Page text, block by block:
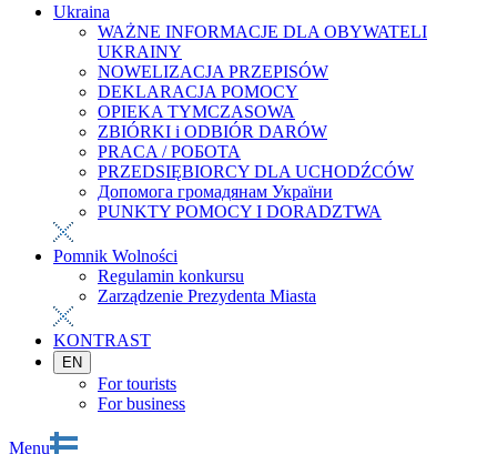
Ukraina
WAŻNE INFORMACJE DLA OBYWATELI
UKRAINY
NOWELIZACJA PRZEPISÓW
DEKLARACJA POMOCY
OPIEKA TYMCZASOWA
ZBIÓRKI i ODBIÓR DARÓW
PRACA / РОБОТА
PRZEDSIĘBIORCY DLA UCHODŹCÓW
Допомога громадянам України
PUNKTY POMOCY I DORADZTWA
Pomnik Wolności
Regulamin konkursu
Zarządzenie Prezydenta Miasta
KONTRAST
EN
For tourists
For business
Menu